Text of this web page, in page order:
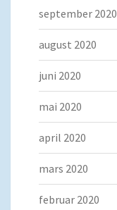
september 2020
august 2020
juni 2020
mai 2020
april 2020
mars 2020
februar 2020